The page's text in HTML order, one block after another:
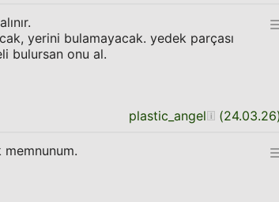
yerini bulamayacak. yedek parçası
bulursan onu al.
plastic_angel (24.03.26
memnunum.